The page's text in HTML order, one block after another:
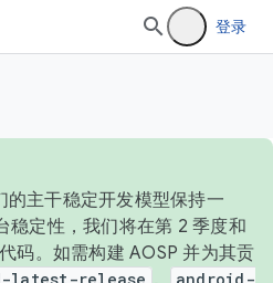
登录
主干稳定开发模型保持一
稳定性，我们将在第 2 季度和
码。如需构建 AOSP 并为其贡